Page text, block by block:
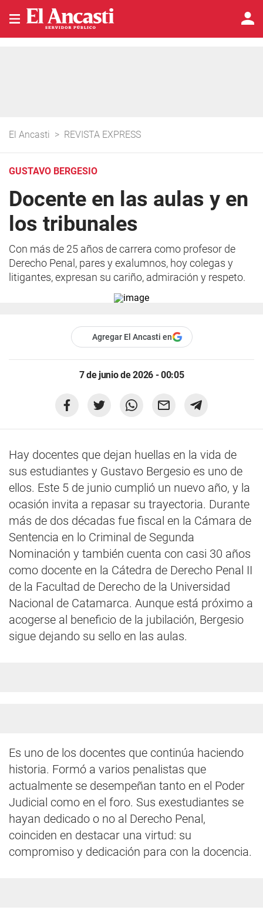
El Ancasti > REVISTA EXPRESS
GUSTAVO BERGESIO
Docente en las aulas y en
los tribunales
Con más de 25 años de carrera como profesor de
Derecho Penal, pares y exalumnos, hoy colegas y
litigantes, expresan su cariño, admiración y respeto.
Agregar El Ancasti en
7 de junio de 2026 - 00:05
Hay docentes que dejan huellas en la vida de
sus estudiantes y Gustavo Bergesio es uno de
ellos. Este 5 de junio cumplió un nuevo año, y la
ocasión invita a repasar su trayectoria. Durante
más de dos décadas fue fiscal en la Cámara de
Sentencia en lo Criminal de Segunda
Nominación y también cuenta con casi 30 años
como docente en la Cátedra de Derecho Penal II
de la Facultad de Derecho de la Universidad
Nacional de Catamarca. Aunque está próximo a
acogerse al beneficio de la jubilación, Bergesio
sigue dejando su sello en las aulas.
Es uno de los docentes que continúa haciendo
historia. Formó a varios penalistas que
actualmente se desempeñan tanto en el Poder
Judicial como en el foro. Sus exestudiantes se
hayan dedicado o no al Derecho Penal,
coinciden en destacar una virtud: su
compromiso y dedicación para con la docencia.